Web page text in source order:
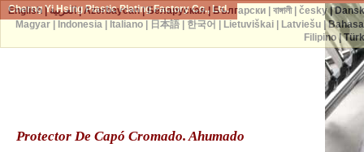
Cherng Yi Hsing Plastic Plating Factory Co., Ltd.
Protector De Capó Cromado. Ahumado
English |العربية|Azərbaycan|Беларуская|Български |বাঙ্গালী|česky|
Magyar| Indonesia| Italiano| 日本語| 한국어 Lietuviškai| Latviešu|
Filipino|